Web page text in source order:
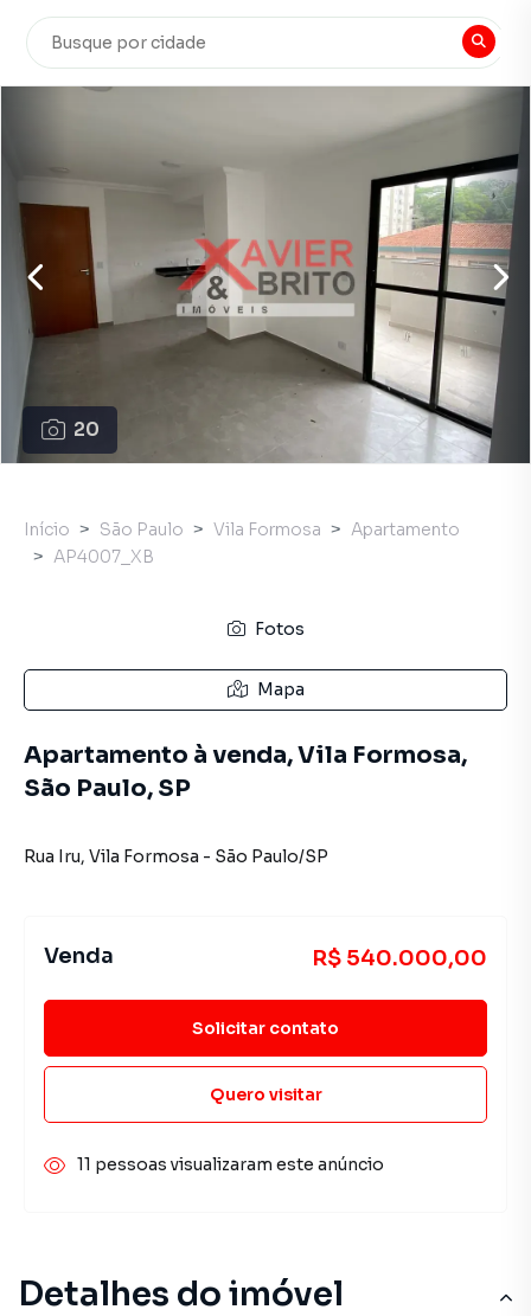
20
Detalhes do imóvel
Início São Paulo Vila Formosa
Apartamento
AP4007_XB
Fotos
Mapa
Apartamento à venda, Vila Formosa,
São Paulo, SP
Rua Iru, Vila Formosa - São Paulo/SP
Venda R$ 540.000,00
Solicitar contato
Quero visitar
11 pessoas visualizaram este anúncio